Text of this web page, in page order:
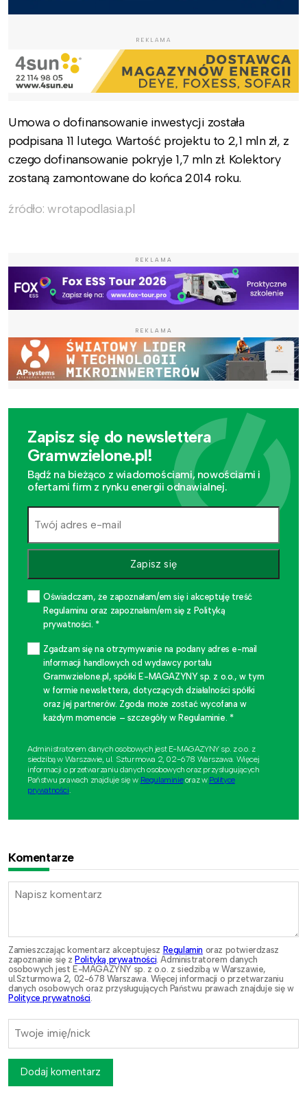
REKLAMA
Umowa o dofinansowanie inwestycji została
podpisana 11 lutego. Wartość projektu to 2,1 mln zł, z
czego dofinansowanie pokryje 1,7 mln zł. Kolektory
zostaną zamontowane do końca 2014 roku.
źródło: wrotapodlasia.pl
REKLAMA
REKLAMA
Zapisz się do newslettera
Gramwzielone.pl!
Bądź na bieżąco z wiadomościami, nowościami i
ofertami firm z rynku energii odnawialnej.
Zapisz się
Oświadczam, że zapoznałam/em się i akceptuję treść
Regulaminu oraz zapoznałam/em się z Polityką
prywatności. *
Zgadzam się na otrzymywanie na podany adres e-mail
informacji handlowych od wydawcy portalu
Gramwzielone.pl, spółki E-MAGAZYNY sp. z o.o., w tym
w formie newslettera, dotyczących działalności spółki
oraz jej partnerów. Zgoda może zostać wycofana w
każdym momencie – szczegóły w Regulaminie. *
Administratorem danych osobowych jest E-MAGAZYNY sp. z o.o. z
siedzibą w Warszawie, ul. Szturmowa 2, 02-678 Warszawa. Więcej
informacji o przetwarzaniu danych osobowych oraz przysługujących
Państwu prawach znajduje się w Regulaminieoraz w Polityce
prywatności.
Komentarze
Zamieszczając komentarz akceptujesz Regulamin oraz potwierdzasz
zapoznanie się z Polityką prywatności. Administratorem danych
osobowych jest E-MAGAZYNY sp. z o.o. z siedzibą w Warszawie,
ul.Szturmowa 2, 02-678 Warszawa. Więcej informacji o przetwarzaniu
danych osobowych oraz przysługujących Państwu prawach znajduje się w
Polityce prywatności.
Dodaj komentarz